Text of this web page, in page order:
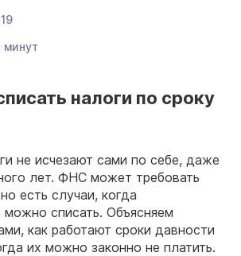
минут
налоги по сроку
не исчезают сами по себе, даже
лет. ФНС может требовать
есть случаи, когда
списать. Объясняем
как работают сроки давности
их можно законно не платить.